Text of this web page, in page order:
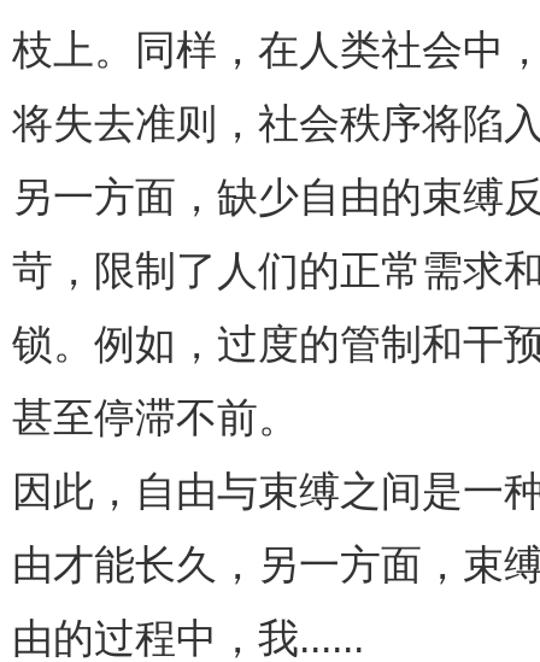
枝上。同样，在人类社会中
将失去准则，社会秩序将陷
另一方面，缺少自由的束缚
苛，限制了人们的正常需求
锁。例如，过度的管制和干
甚至停滞不前。
因此，自由与束缚之间是一
由才能长久，另一方面，束
由的过程中，我......